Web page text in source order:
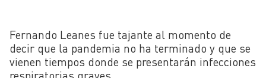
Fernando Leanes fue tajante al momento de
decir que la pandemia no ha terminado y que se
vienen tiempos donde se presentarán infecciones